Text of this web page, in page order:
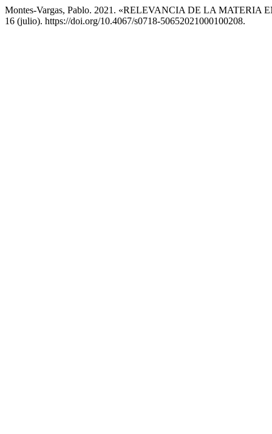
Montes-Vargas, Pablo. 2021. «RELEVANCIA DE LA
16 (julio). https://doi.org/10.4067/s0718-50652021000100208.